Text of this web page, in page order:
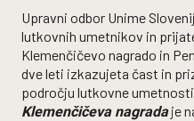
Upravni odbor Unime
lutkovnih umetnikov in
Klemenčičevo nagrado in
dve leti izkazujeta čast in
področju lutkovne
Klemenčičeva nagradaje